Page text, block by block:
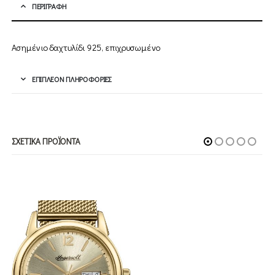
ΠΕΡΙΓΡΑΦΉ
Ασημένιο δαχτυλίδι 925, επιχρυσωμένο
ΕΠΙΠΛΈΟΝ ΠΛΗΡΟΦΟΡΊΕΣ
ΣΧΕΤΙΚΆ ΠΡΟΪΌΝΤΑ